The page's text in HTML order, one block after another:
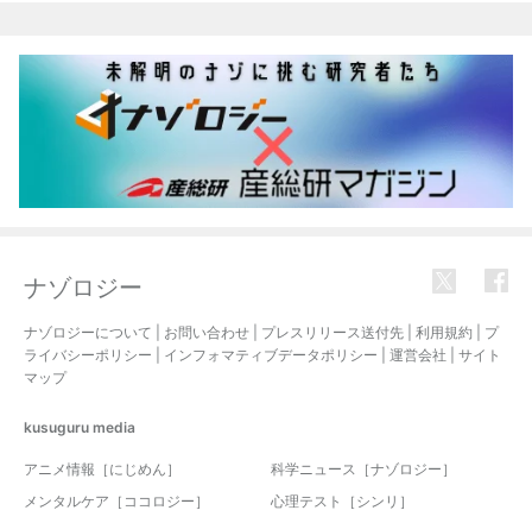
ナゾロジー
ナゾロジーについて お問い合わせ プレスリリース送付先 利用規約
プ
ライバシーポリシー
インフォマティブデータポリシー 運営会社
サイト
マップ
kusuguru media
アニメ情報［にじめん］
科学ニュース［ナゾロジー］
メンタルケア［ココロジー］
心理テスト［シンリ］